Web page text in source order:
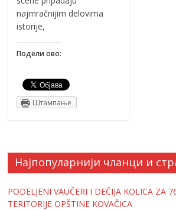
najmračnijim delovima
istorije,
Подели ово:
Штампање
Најпопуларнији чланци и
PODELJENI VAUČERI I DEČIJA KOLICA ZA
TERITORIJE OPŠTINE KOVAČICA